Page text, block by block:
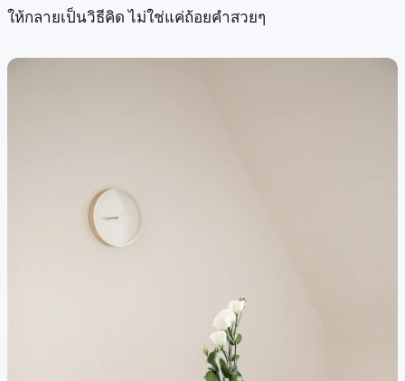
ให้กลายเป็นวิธีคิด ไม่ใช่แค่ถ้อยคำสวยๆ